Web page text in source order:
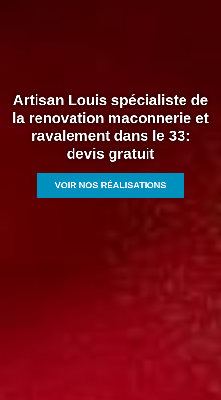
Artisan Louis spécialiste de
la renovation maconnerie et
ravalement dans le 33:
devis gratuit
VOIR NOS RÉALISATIONS